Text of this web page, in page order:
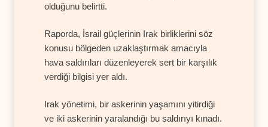
olduğunu belirtti.
Raporda, İsrail güçlerinin Irak birliklerini söz
konusu bölgeden uzaklaştırmak amacıyla
hava saldırıları düzenleyerek sert bir karşılık
verdiği bilgisi yer aldı.
Irak yönetimi, bir askerinin yaşamını yitirdiği
ve iki askerinin yaralandığı bu saldırıyı kınadı.